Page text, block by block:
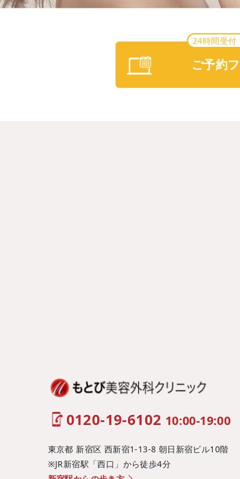
24時間受付
ご予約
0120-19-6102 10:00-19:00
東京都 新宿区 西新宿1-13-8 朝日新宿ビル10階
※JR新宿駅「西口」から徒歩4分